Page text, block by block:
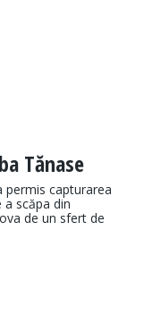
Tănase
permis capturarea
scăpa din
de un sfert de